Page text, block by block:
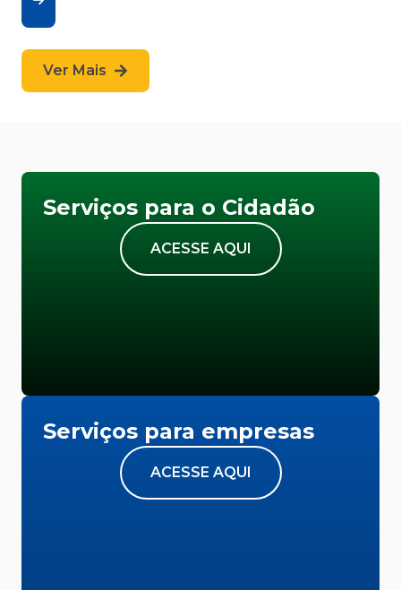
Ver Mais
Serviços para o Cidadão
ACESSE AQUI
Serviços para empresas
ACESSE AQUI